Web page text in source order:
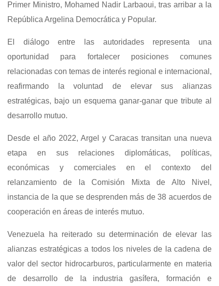
Primer Ministro, Mohamed Nadir Larbaoui, tras arribar a la
República Argelina Democrática y Popular.
El diálogo entre las autoridades representa una
oportunidad para fortalecer posiciones comunes
relacionadas con temas de interés regional e internacional,
reafirmando la voluntad de elevar sus alianzas
estratégicas, bajo un esquema ganar-ganar que tribute al
desarrollo mutuo.
Desde el año 2022, Argel y Caracas transitan una nueva
etapa en sus relaciones diplomáticas, políticas,
económicas y comerciales en el contexto del
relanzamiento de la Comisión Mixta de Alto Nivel,
instancia de la que se desprenden más de 38 acuerdos de
cooperación en áreas de interés mutuo.
Venezuela ha reiterado su determinación de elevar las
alianzas estratégicas a todos los niveles de la cadena de
valor del sector hidrocarburos, particularmente en materia
de desarrollo de la industria gasífera, formación e